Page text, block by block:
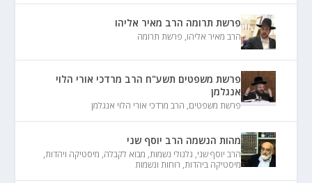
פרשת תרומה הרב מאיר אליהו
הרב מאיר אליהו, פרשת תרומה
פרשת משפטים תשע"ח הרב מרדכי אורי הלוי
אנגלמן
פרשת משפטים, הרב מרדכי אורי הלוי אנגלמן
מהות הנשמה הרב יוסף שני
הרב יוסף שני, גלגולי נשמות, מבוא לקבלה, מיסטיקה ויהדות,
מיסטיקה ביהדות, רוחות ונשמות